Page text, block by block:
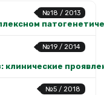
№18 / 2013
№19 / 2014
клинические
№5 / 2018